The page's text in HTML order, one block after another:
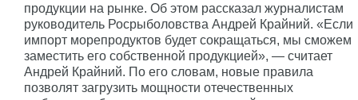
продукции на рынке. Об этом рассказал журналистам
руководитель Росрыболовства Андрей Крайний. «Если
импорт морепродуктов будет сокращаться, мы сможем
заместить его собственной продукцией», — считает
Андрей Крайний. По его словам, новые правила
позволят загрузить мощности отечественных